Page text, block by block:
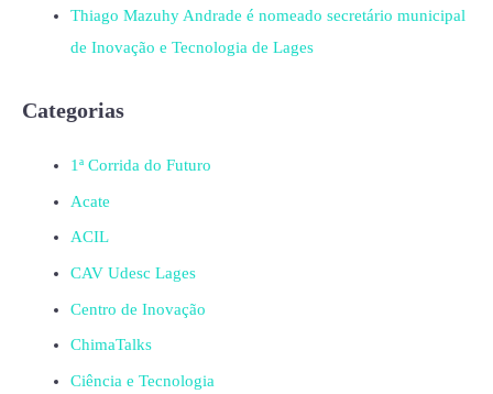
Thiago Mazuhy Andrade é nomeado secretário municipal
de Inovação e Tecnologia de Lages
Categorias
1ª Corrida do Futuro
Acate
ACIL
CAV Udesc Lages
Centro de Inovação
ChimaTalks
Ciência e Tecnologia